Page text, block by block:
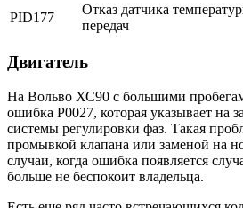
PID177
Отказ датчика
передач
Двигатель
На Вольво ХС90 с большими
ошибка Р0027, которая указывает на
системы регулировки фаз. Такая
промывкой клапана или заменой на
случаи, когда ошибка появляется
больше не беспокоит владельца.